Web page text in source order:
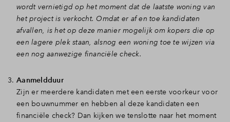
wordt vernietigd op het moment dat de laatste woning van
het project is verkocht. Omdat er af en toe kandidaten
afvallen, is het op deze manier mogelijk om kopers die op
een lagere plek staan, alsnog een woning toe te wijzen via
een nog aanwezige financiële check.
Aanmeldduur
Zijn er meerdere kandidaten met een eerste voorkeur voor
een bouwnummer en hebben al deze kandidaten een
financiële check? Dan kijken we tenslotte naar het moment